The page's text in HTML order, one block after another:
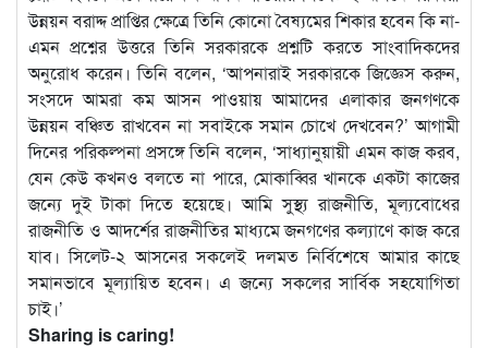
উন্নয়ন বরাদ্দ প্রাপ্তির ক্ষেত্রে তিনি কোনো বৈষ্যমের শিকার হবেন কি না-
এমন প্রশ্নের উত্তরে তিনি সরকারকে প্রশ্নটি করতে সাংবাদিকদের
অনুরোধ করেন। তিনি বলেন, ‘আপনারাই সরকারকে জিজ্ঞেস করুন,
সংসদে আমরা কম আসন পাওয়ায় আমাদের এলাকার জনগণকে
উন্নয়ন বঞ্চিত রাখবেন না সবাইকে সমান চোখে দেখবেন?’ আগামী
দিনের পরিকল্পনা প্রসঙ্গে তিনি বলেন, ‘সাধ্যানুয়ায়ী এমন কাজ করব,
যেন কেউ কখনও বলতে না পারে, মোকাব্বির খানকে একটা কাজের
জন্যে দুই টাকা দিতে হয়েছে। আমি সুস্থ্য রাজনীতি, মূল্যবোধের
রাজনীতি ও আদর্শের রাজনীতির মাধ্যমে জনগণের কল্যাণে কাজ করে
যাব। সিলেট-২ আসনের সকলেই দলমত নির্বিশেষে আমার কাছে
সমানভাবে মূল্যায়িত হবেন। এ জন্যে সকলের সার্বিক সহযোগিতা
চাই।’
Sharing is caring!